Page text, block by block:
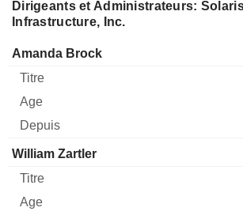
Dirigeants et Administrateurs:
Infrastructure, Inc.
Dirigeant Titre
Amanda Brock
William Zartler